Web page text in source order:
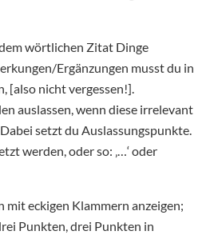
wörtlichen Zitat Dinge
Ergänzungen musst du in
[also nicht vergessen!].
auslassen, wenn diese irrelevant
setzt du Auslassungspunkte.
werden, oder so: ‚…‘ oder
mit eckigen Klammern anzeigen;
Punkten, drei Punkten in